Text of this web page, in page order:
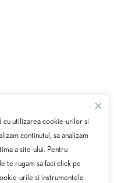
cu utilizarea cookie-urilor si
continutul, sa analizam
a site-ului. Pentru
te rugam sa faci click pe
urile si instrumentele